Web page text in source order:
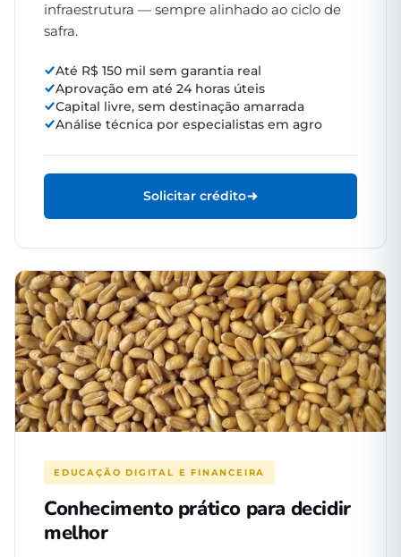
infraestrutura — sempre alinhado ao ciclo de
safra.
Até R$ 150 mil sem garantia real
Aprovação em até 24 horas úteis
Capital livre, sem destinação amarrada
Análise técnica por especialistas em agro
Solicitar crédito
EDUCAÇÃO DIGITAL E FINANCEIRA
Conhecimento prático para decidir
melhor